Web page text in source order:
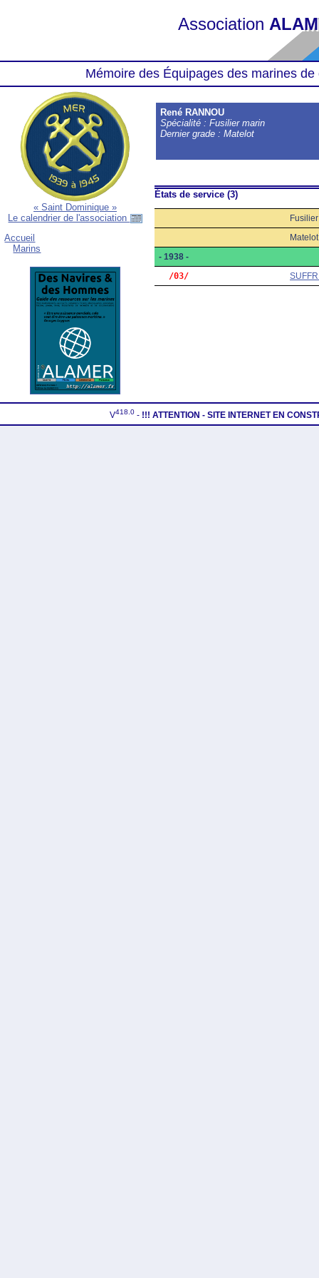
Association
Mémoire des Équipages des marines
« Saint Dominique »
Le calendrier de l'association
Accueil
Marins
René RANNOU
Spécialité : Fusilier marin
Dernier grade : Matelot
États de service (3)
Matelot
- 1938 -
  /03/
V418.0 - !!! ATTENTION - SITE INTERNET EN